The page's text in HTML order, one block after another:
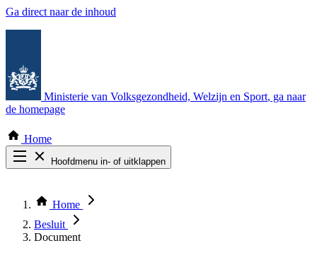
Ga direct naar de inhoud
Ministerie van Volksgezondheid, Welzijn en Sport, ga naar
de homepage
Home
Hoofdmenu in- of uitklappen
Thema COVID-19
Bekijk per bestuursorgaan
Home
Besluit
Document